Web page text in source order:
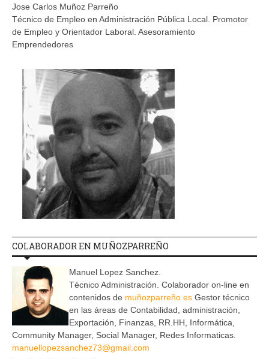
Jose Carlos Muñoz Parreño
Técnico de Empleo en Administración Pública Local. Promotor
de Empleo y Orientador Laboral. Asesoramiento
Emprendedores
COLABORADOR EN MUÑOZPARREÑO
Manuel Lopez Sanchez.
Técnico Administración. Colaborador on-line en
contenidos de muñozparreño.es Gestor técnico
en las áreas de Contabilidad, administración,
Exportación, Finanzas, RR.HH, Informática,
Community Manager, Social Manager, Redes Informaticas.
manuellopezsanchez73@gmail.com